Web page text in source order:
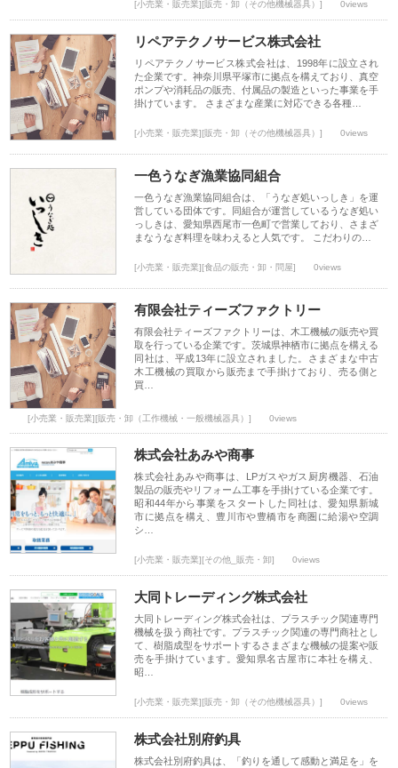
[小売業・販売業][販売・卸（その他機械器具）] 0views
リペアテクノサービス株式会社
リペアテクノサービス株式会社は、1998年に設立され
た企業です。神奈川県平塚市に拠点を構えており、真空
ポンプや消耗品の販売、付属品の製造といった事業を手
掛けています。 さまざまな産業に対応できる各種…
[小売業・販売業][販売・卸（その他機械器具）] 0views
一色うなぎ漁業協同組合
一色うなぎ漁業協同組合は、「うなぎ処いっしき」を運
営している団体です。同組合が運営しているうなぎ処い
っしきは、愛知県西尾市一色町で営業しており、さまざ
まなうなぎ料理を味わえると人気です。 こだわりの…
[小売業・販売業][食品の販売・卸・問屋] 0views
有限会社ティーズファクトリー
有限会社ティーズファクトリーは、木工機械の販売や買
取を行っている企業です。茨城県神栖市に拠点を構える
同社は、平成13年に設立されました。さまざまな中古
木工機械の買取から販売まで手掛けており、売る側と
買…
[小売業・販売業][販売・卸（工作機械・一般機械器具）] 0views
株式会社あみや商事
株式会社あみや商事は、LPガスやガス厨房機器、石油
製品の販売やリフォーム工事を手掛けている企業です。
昭和44年から事業をスタートした同社は、愛知県新城
市に拠点を構え、豊川市や豊橋市を商圏に給湯や空調
シ…
[小売業・販売業][その他_販売・卸] 0views
大同トレーディング株式会社
大同トレーディング株式会社は、プラスチック関連専門
機械を扱う商社です。プラスチック関連の専門商社とし
て、樹脂成型をサポートするさまざまな機械の提案や販
売を手掛けています。愛知県名古屋市に本社を構え、
昭…
[小売業・販売業][販売・卸（その他機械器具）] 0views
株式会社別府釣具
株式会社別府釣具は、「釣りを通して感動と満足を」を